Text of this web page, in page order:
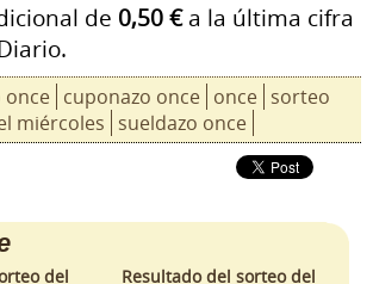
de 0,50 €a la última cifra
once cuponazo once once sorteo
miércoles sueldazo once
del
Resultado del sorteo del